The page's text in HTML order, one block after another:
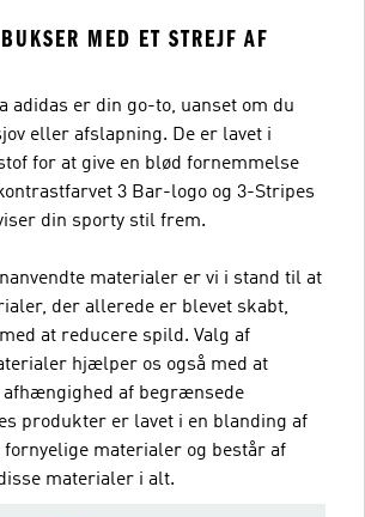
MED ET STREJF AF
adidas er din go-to, uanset om du
eller afslapning. De er lavet i
for at give en blød fornemmelse
3 Bar-logo og 3-Stripes
din sporty stil frem.
materialer er vi i stand til at
der allerede er blevet skabt,
at reducere spild. Valg af
hjælper os også med at
afhængighed af begrænsede
produkter er lavet i en blanding af
fornyelige materialer og består af
materialer i alt.